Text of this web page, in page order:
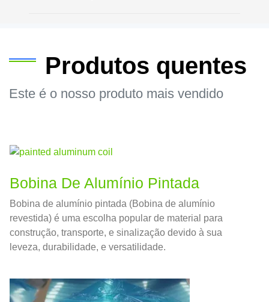
Produtos quentes
Este é o nosso produto mais vendido
Bobina De Alumínio Pintada
Bobina de alumínio pintada (Bobina de alumínio
revestida) é uma escolha popular de material para
construção, transporte, e sinalização devido à sua
leveza, durabilidade, e versatilidade.